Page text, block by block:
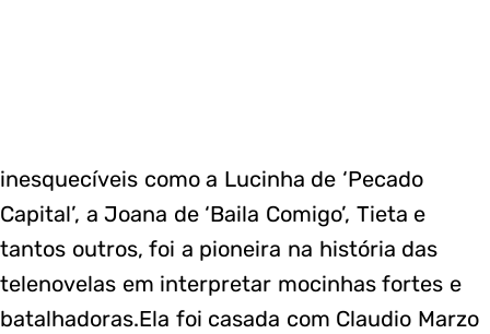
inesquecíveis como a Lucinha de ‘Pecado
Capital’, a Joana de ‘Baila Comigo’, Tieta e
tantos outros, foi a pioneira na história das
telenovelas em interpretar mocinhas fortes e
batalhadoras.Ela foi casada com Claudio Marzo